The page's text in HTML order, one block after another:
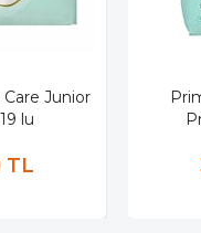
Junior
lu
TL